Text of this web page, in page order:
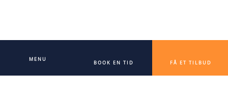
MENU
BOOK EN TID FÅ ET TILBUD